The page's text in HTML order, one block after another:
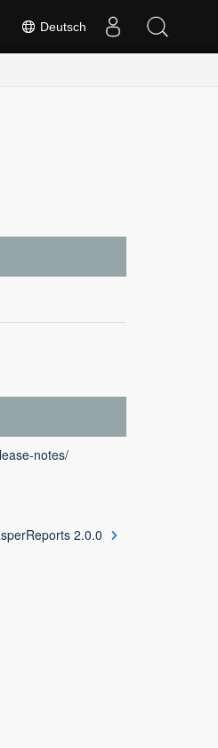
Deutsch
notes/
2.0.0